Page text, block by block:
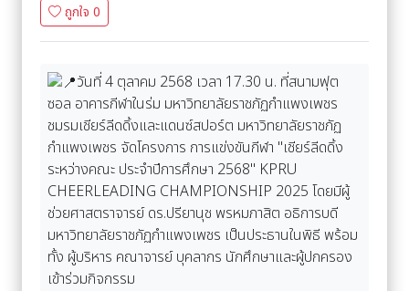
ถูกใจ 0
วันที่ 4 ตุลาคม 2568 เวลา 17.30 น. ที่สนามฟุต
ซอล อาคารกีฬาในร่ม มหาวิทยาลัยราชภัฏกำแพงเพชร
ชมรมเชียร์ลีดดิ้งและแดนซ์สปอร์ต มหาวิทยาลัยราชภัฏ
กำแพงเพชร จัดโครงการ การแข่งขันกีฬา "เชียร์ลีดดิ้ง
ระหว่างคณะ ประจำปีการศึกษา 2568" KPRU
CHEERLEADING CHAMPIONSHIP 2025 โดยมีผู้
ช่วยศาสตราจารย์ ดร.ปรียานุช พรหมภาสิต อธิการบดี
มหาวิทยาลัยราชภัฏกำแพงเพชร เป็นประธานในพิธี พร้อม
ทั้ง ผู้บริหาร คณาจารย์ บุคลากร นักศึกษาและผู้ปกครอง
เข้าร่วมกิจกรรม